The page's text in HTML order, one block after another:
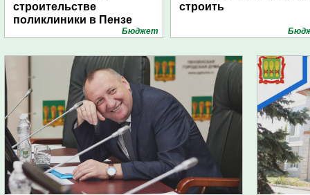
строительстве
поликлиники в Пензе
Бюджет
строить